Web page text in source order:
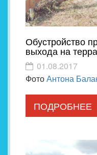
Обустройство
выхода на
01.08.2017
ФотоАнтона
ПОДРОБНЕЕ